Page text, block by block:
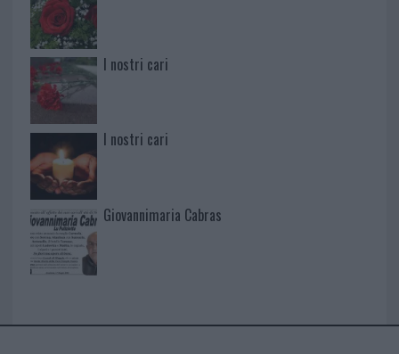
I nostri cari
I nostri cari
Giovannimaria Cabras